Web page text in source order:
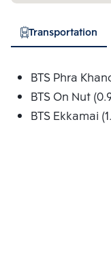
Transportation
BTS Phra
BTS On Nut
BTS Ekkamai